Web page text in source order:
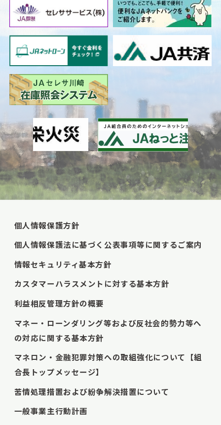
個人情報保護方針
個人情報保護法に基づく公表事項等に関するご案内
情報セキュリティ基本方針
カスタマーハラスメントに対する基本方針
利益相反管理方針の概要
マネー・ローンダリング等および反社会的勢力等へ
の対応に関する基本方針
マネロン・金融犯罪対策への取組強化について【組
合長トップメッセージ】
苦情処理措置および紛争解決措置について
一般事業主行動計画